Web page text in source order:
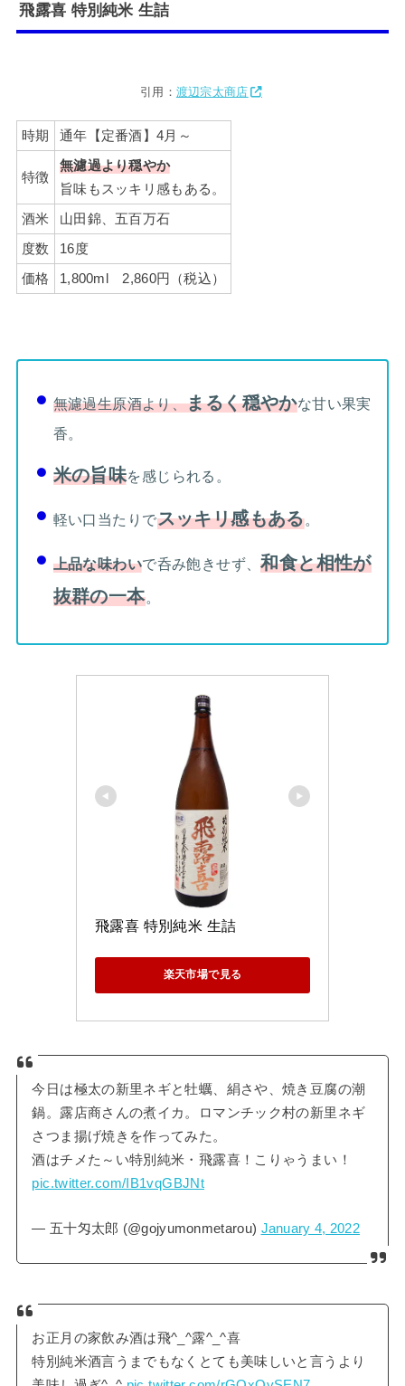
飛露喜 特別純米 生詰
引用： 渡辺宗太商店
時期 通年【定番酒】4月～
特徴
無濾過より穏やか
旨味もスッキリ感もある。
酒米 山田錦、五百万石
度数 16度
価格 1,800ml 2,860円（税込）
無濾過生原酒より、まるく穏やかな甘い果実
香。
米の旨味を感じられる。
軽い口当たりでスッキリ感もある。
上品な味わいで呑み飽きせず、和食と相性が
抜群の一本。
飛露喜 特別純米 生詰
楽天市場で見る
今日は極太の新里ネギと牡蠣、絹さや、焼き豆腐の潮
鍋。露店商さんの煮イカ。ロマンチック村の新里ネギ
さつま揚げ焼きを作ってみた。
酒はチメた～い特別純米・飛露喜！こりゃうまい！
pic.twitter.com/IB1vqGBJNt
— 五十匁太郎 (@gojyumonmetarou) January 4, 2022
お正月の家飲み酒は飛^_^露^_^喜
特別純米酒言うまでもなくとても美味しいと言うより